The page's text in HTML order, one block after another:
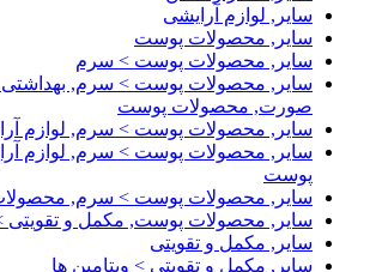
سایر, لوازم آرایشی
سایر, محصولات پوست
سایر, محصولات پوست > سرم
سایر, محصولات پوست > سرم,
صورت, محصولات پوست
سایر, محصولات پوست > سرم, لوازم
سایر, محصولات پوست > سرم, لوازم
پوست
سایر, محصولات پوست > سرم,
سایر, محصولات پوست, مکمل و تقویتی >
سایر, مکمل و تقویتی
سایر, مکمل و تقویتی > ویتامین ها